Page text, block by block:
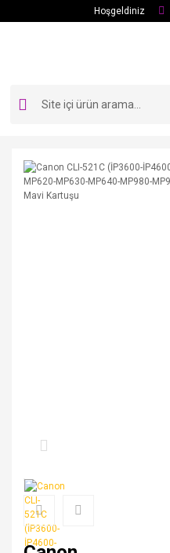
Hoşgeldiniz